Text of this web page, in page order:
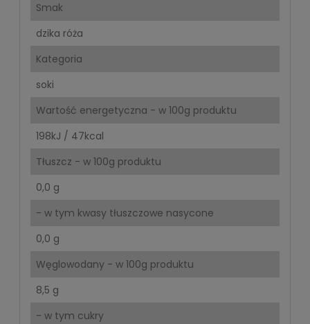
Smak
dzika róża
Kategoria
soki
Wartość energetyczna - w 100g produktu
198kJ / 47kcal
Tłuszcz - w 100g produktu
0,0 g
- w tym kwasy tłuszczowe nasycone
0,0 g
Węglowodany - w 100g produktu
8,5 g
- w tym cukry